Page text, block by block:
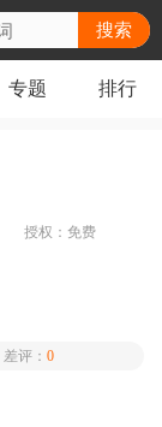
搜索
专题 排行
授权： 免费
差评： 0